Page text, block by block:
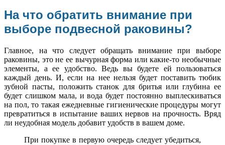
На что обратить внимание при
выборе подвесной раковины?
Главное, на что следует обращать внимание при выборе
раковины, это не ее вычурная форма или какие-то необычные
элементы, а ее удобство. Ведь вы будете ей пользоваться
каждый день. И, если на нее нельзя будет поставить тюбик
зубной пасты, положить станок для бритья или глубина ее
будет слишком мала, и вода будет постоянно выплескиваться
на пол, то такая ежедневные гигиенические процедуры могут
превратиться в испытание ваших нервов на прочность. Вряд
ли неудобная модель добавит удобств в вашем доме.
При покупке в первую очередь следует убедиться,